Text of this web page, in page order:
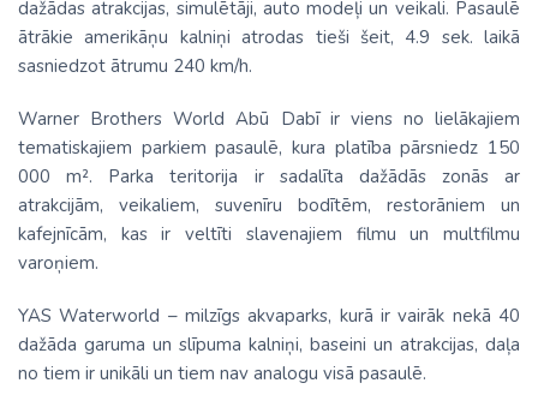
dažādas atrakcijas, simulētāji, auto modeļi un veikali. Pasaulē
ātrākie amerikāņu kalniņi atrodas tieši šeit, 4.9 sek. laikā
sasniedzot ātrumu 240 km/h.
Warner Brothers World Abū Dabī ir viens no lielākajiem
tematiskajiem parkiem pasaulē, kura platība pārsniedz 150
000 m². Parka teritorija ir sadalīta dažādās zonās ar
atrakcijām, veikaliem, suvenīru bodītēm, restorāniem un
kafejnīcām, kas ir veltīti slavenajiem filmu un multfilmu
varoņiem.
YAS Waterworld – milzīgs akvaparks, kurā ir vairāk nekā 40
dažāda garuma un slīpuma kalniņi, baseini un atrakcijas, daļa
no tiem ir unikāli un tiem nav analogu visā pasaulē.